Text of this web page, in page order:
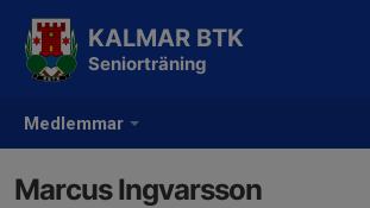
Medlemmar
KALMAR BTK
Seniorträning
Marcus Ingvarsson